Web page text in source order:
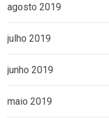
agosto 2019
julho 2019
junho 2019
maio 2019